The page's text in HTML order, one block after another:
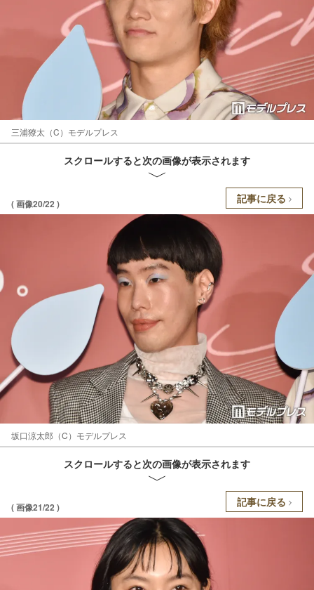
三浦獠太（C）モデルプレス
スクロールすると次の画像が表示されます
( 画像20/22 ) 記事に戻る
坂口涼太郎（C）モデルプレス
スクロールすると次の画像が表示されます
( 画像21/22 ) 記事に戻る